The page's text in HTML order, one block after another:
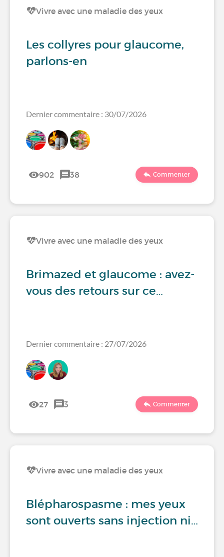
Vivre avec une maladie des yeux
Les collyres pour glaucome,
parlons-en
Dernier commentaire : 30/07/2026
902 38 Commenter
Vivre avec une maladie des yeux
Brimazed et glaucome : avez-
vous des retours sur ce…
Dernier commentaire : 27/07/2026
27 3 Commenter
Vivre avec une maladie des yeux
Blépharospasme : mes yeux
sont ouverts sans injection ni…